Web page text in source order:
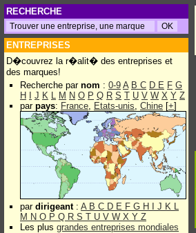
RECHERCHE
ENTREPRISES
D�couvrez la r�alit� des entreprises et
des marques!
Recherche par nom : 0-9 A B C D E F G
H
J K L M N O P Q R S T U V W X Y Z
par pays: France, Etats-unis, Chine [+]
par dirigeant: A B C D E F G H J K L
M N O P Q R S T U V W X Y Z
Les plus grandes entreprises mondiales